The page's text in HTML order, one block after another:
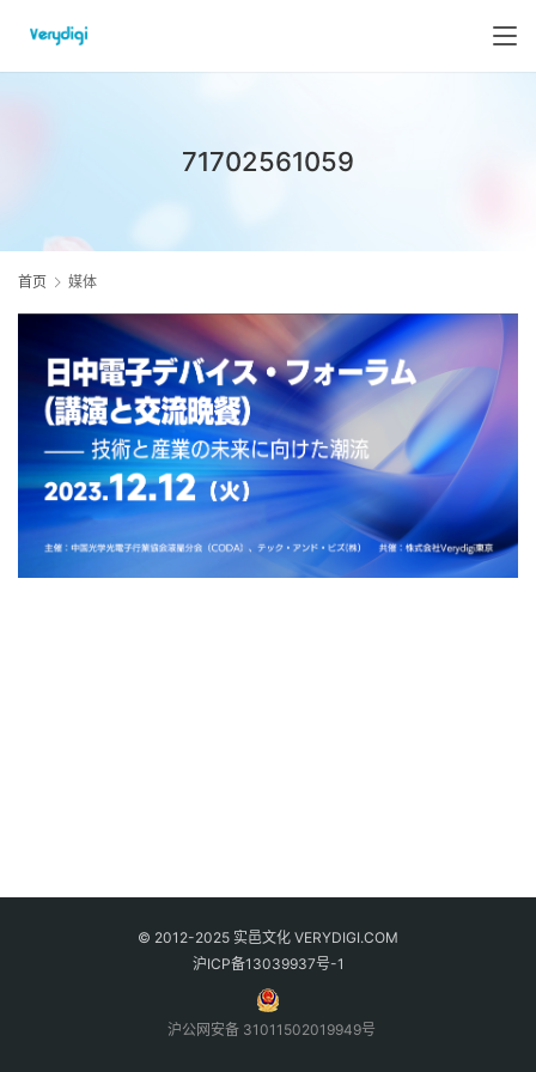
71702561059
首页 媒体
© 2012-2025 实邑文化 VERYDIGI.COM
沪ICP备13039937号-1
沪公网安备 31011502019949号